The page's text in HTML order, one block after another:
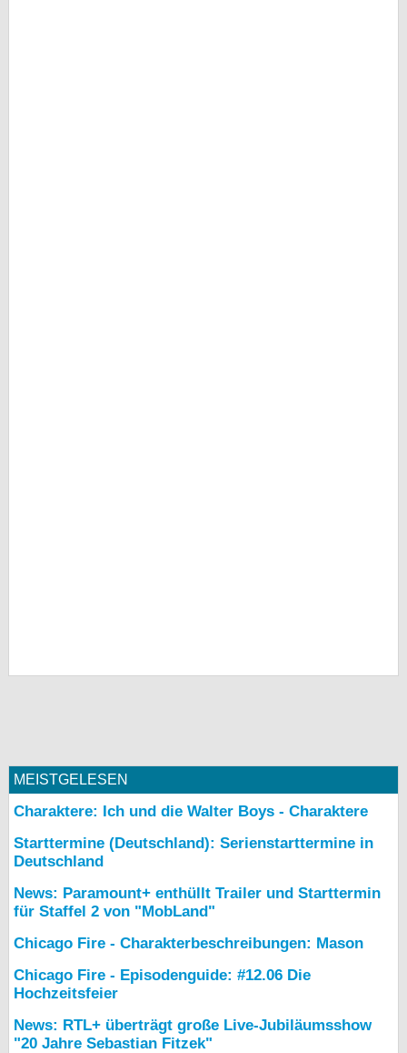
MEISTGELESEN
Charaktere: Ich und die Walter Boys - Charaktere
Starttermine (Deutschland): Serienstarttermine in
Deutschland
News: Paramount+ enthüllt Trailer und Starttermin
für Staffel 2 von "MobLand"
Chicago Fire - Charakterbeschreibungen: Mason
Chicago Fire - Episodenguide: #12.06 Die
Hochzeitsfeier
News: RTL+ überträgt große Live-Jubiläumsshow
"20 Jahre Sebastian Fitzek"